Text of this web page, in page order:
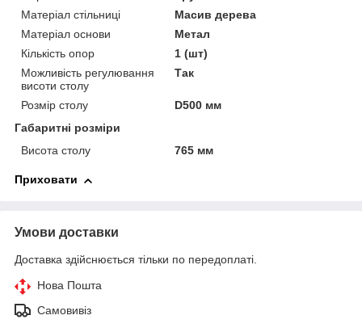
Матеріал стільниці
Масив дерева
Матеріал основи
Метал
Кількість опор
1 (шт)
Можливість регулювання
висоти столу
Так
Розмір столу
D500 мм
Габаритні розміри
Висота столу
765 мм
Приховати
Умови доставки
Доставка здійснюється тільки по передоплаті.
Нова Пошта
Самовивіз